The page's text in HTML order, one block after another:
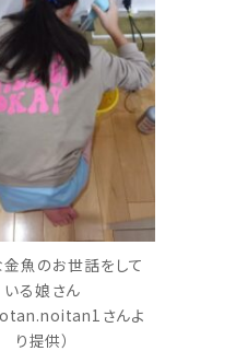
魚のお世話をして
いる娘さん
さんよ
り提供）